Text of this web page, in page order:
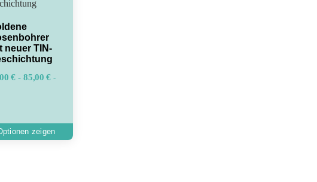
neuer TIN-
€-85,00 € -